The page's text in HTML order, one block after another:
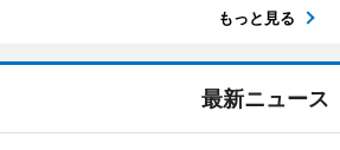
もっと見る
最新ニュース